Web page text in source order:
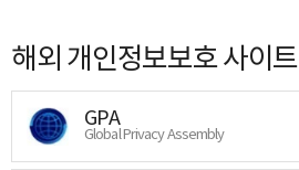
해외 개인정보보호 사이트
GPA
Global Privacy Assembly